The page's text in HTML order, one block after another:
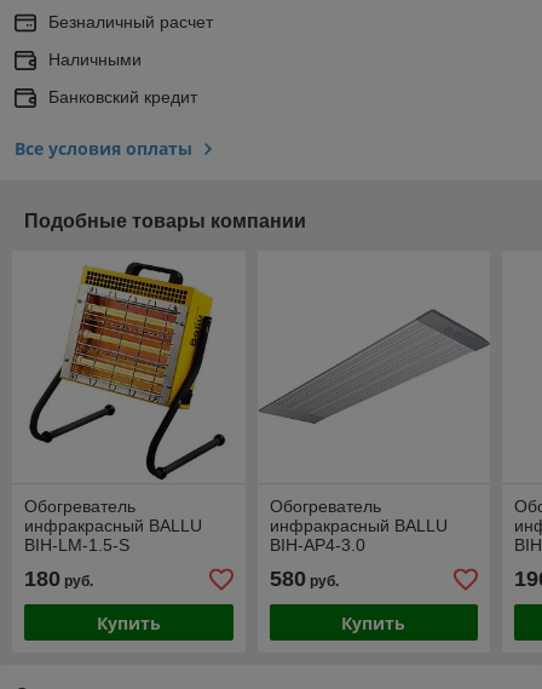
Безналичный расчет
Наличными
Банковский кредит
Все условия оплаты
Подобные товары компании
Обогреватель
инфракрасный BALLU
BIH-LM-1.5-S
180 руб.
Купить
Обогреватель
инфракрасный BALLU
BIH-AP4-3.0
580руб.
Купить